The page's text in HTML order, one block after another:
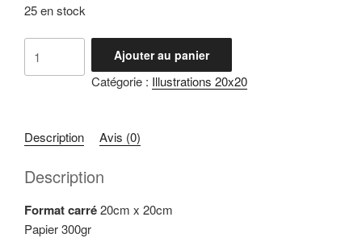
25 en stock
Jour
morts"
Ajouter au panier
Catégorie : Illustrations 20x20
Description Avis (0)
Description
Format carré20cm x 20cm
Papier 300gr